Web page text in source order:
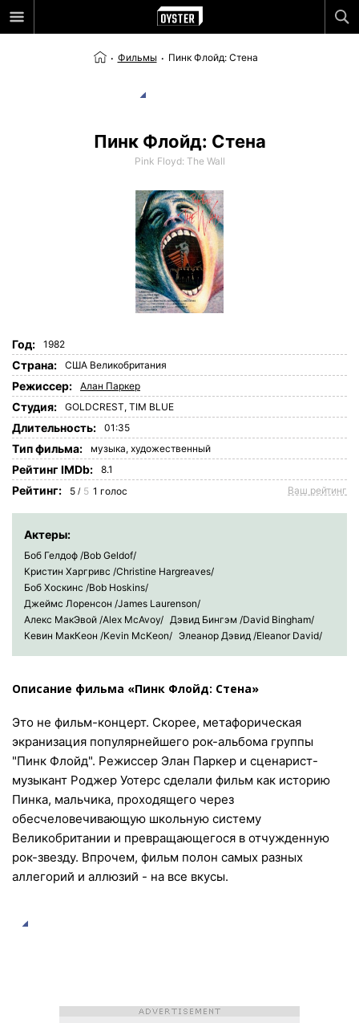
Фильмы Пинк Флойд: Стена
Пинк Флойд: Стена
Pink Floyd: The Wall
Год: 1982
Страна: США Великобритания
Режиссер: Алан Паркер
Студия: GOLDCREST, TIM BLUE
Длительность: 01:35
Tип фильма: музыка, художественный
Рейтинг IMDb: 8.1
Рейтинг: 5 / 5 1 голос Ваш рейтинг
Актеры:
Боб Гелдоф /Bob Geldof/
Кристин Харгривс /Christine Hargreaves/
Боб Хоскинс /Bob Hoskins/
Джеймс Лоренсон /James Laurenson/
Алекс МакЭвой /Alex McAvoy/ Дэвид Бингэм /David Bingham/
Кевин МакКеон /Kevin McKeon/ Элеанор Дэвид /Eleanor David/
Описание фильма «Пинк Флойд: Стена»
Это не фильм-концерт. Скорее, метафорическая
экранизация популярнейшего рок-альбома группы
"Пинк Флойд". Режиссер Элан Паркер и сценарист-
музыкант Роджер Уотерс сделали фильм как историю
Пинка, мальчика, проходящего через
обесчеловечивающую школьную систему
Великобритании и превращающегося в отчужденную
рок-звезду. Впрочем, фильм полон самых разных
аллегорий и аллюзий - на все вкусы.